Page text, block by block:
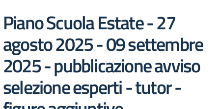
Piano Scuola Estate - 27
agosto 2025 - 09 settembre
2025 - pubblicazione avviso
selezione esperti - tutor -